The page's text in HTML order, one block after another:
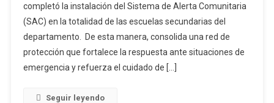
completó la instalación del Sistema de Alerta Comunitaria
(SAC) en la totalidad de las escuelas secundarias del
departamento. De esta manera, consolida una red de
protección que fortalece la respuesta ante situaciones de
emergencia y refuerza el cuidado de […]
Seguir leyendo